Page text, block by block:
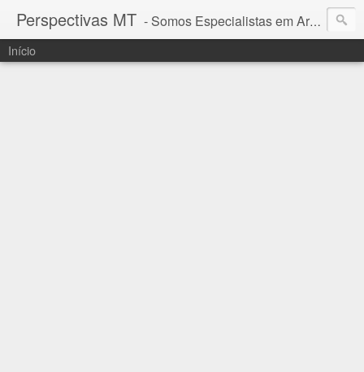
Perspectivas MT - Somos Especialistas em Araguaia - Mato Grosso
Início